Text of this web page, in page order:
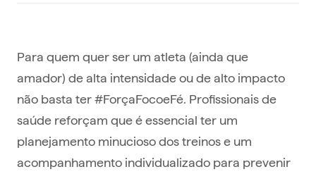
Para quem quer ser um atleta (ainda que
amador) de alta intensidade ou de alto impacto
não basta ter #ForçaFocoeFé. Profissionais de
saúde reforçam que é essencial ter um
planejamento minucioso dos treinos e um
acompanhamento individualizado para prevenir